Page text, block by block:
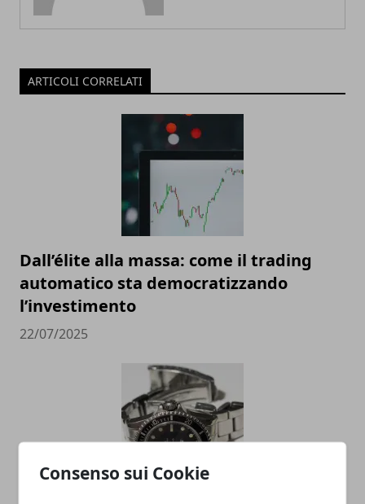
Consenso sui Cookie
ARTICOLI CORRELATI
Dall’élite alla massa: come il trading
automatico sta democratizzando
l’investimento
22/07/2025